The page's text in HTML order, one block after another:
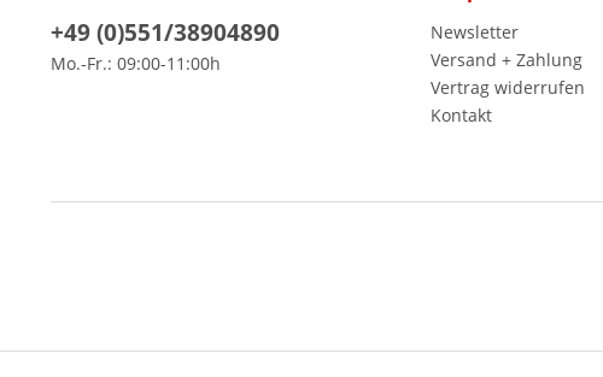
+49 (0)551/38904890
Mo.-Fr.: 09:00-11:00h
Newsletter
Versand + Zahlung
Vertrag widerrufen
Kontakt